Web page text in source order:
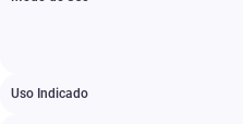
Uso Indicado